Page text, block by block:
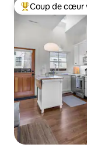
Coups de cœur
Coup de cœur